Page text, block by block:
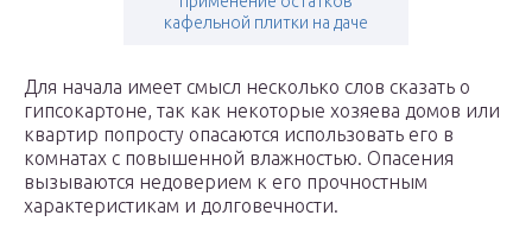
кафельной плитки на даче
Для начала имеет смысл несколько слов сказать о
гипсокартоне, так как некоторые хозяева домов или
квартир попросту опасаются использовать его в
комнатах с повышенной влажностью. Опасения
вызываются недоверием к его прочностным
характеристикам и долговечности.